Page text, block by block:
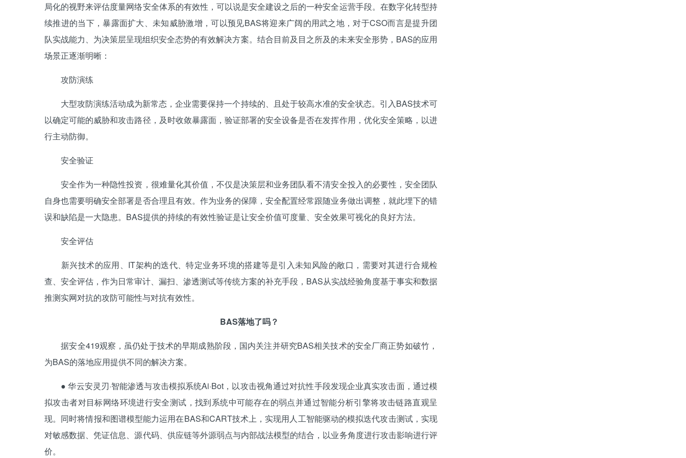
局化的视野来评估度量网络安全体系的有效性，可以说是安全建设之后的一种安全运营手段。在数字化转型持
续推进的当下，暴露面扩大、未知威胁激增，可以预见BAS将迎来广阔的用武之地，对于CSO而言是提升团
队实战能力、为决策层呈现组织安全态势的有效解决方案。结合目前及目之所及的未来安全形势，BAS的应用
场景正逐渐明晰：
攻防演练
大型攻防演练活动成为新常态，企业需要保持一个持续的、且处于较高水准的安全状态。引入BAS技术可
以确定可能的威胁和攻击路径，及时收敛暴露面，验证部署的安全设备是否在发挥作用，优化安全策略，以进
行主动防御。
安全验证
安全作为一种隐性投资，很难量化其价值，不仅是决策层和业务团队看不清安全投入的必要性，安全团队
自身也需要明确安全部署是否合理且有效。作为业务的保障，安全配置经常跟随业务做出调整，就此埋下的错
误和缺陷是一大隐患。BAS提供的持续的有效性验证是让安全价值可度量、安全效果可视化的良好方法。
安全评估
新兴技术的应用、IT架构的迭代、特定业务环境的搭建等是引入未知风险的敞口，需要对其进行合规检
查、安全评估，作为日常审计、漏扫、渗透测试等传统方案的补充手段，BAS从实战经验角度基于事实和数据
推测实网对抗的攻防可能性与对抗有效性。
BAS落地了吗？
据安全419观察，虽仍处于技术的早期成熟阶段，国内关注并研究BAS相关技术的安全厂商正势如破竹，
为BAS的落地应用提供不同的解决方案。
● 华云安灵刃·智能渗透与攻击模拟系统Ai·Bot，以攻击视角通过对抗性手段发现企业真实攻击面，通过模
拟攻击者对目标网络环境进行安全测试，找到系统中可能存在的弱点并通过智能分析引擎将攻击链路直观呈
现。同时将情报和图谱模型能力运用在BAS和CART技术上，实现用人工智能驱动的模拟迭代攻击测试，实现
对敏感数据、凭证信息、源代码、供应链等外源弱点与内部战法模型的结合，以业务角度进行攻击影响进行评
价。